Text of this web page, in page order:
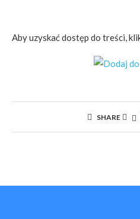
Aby uzyskać dostęp do treści,
SHARE